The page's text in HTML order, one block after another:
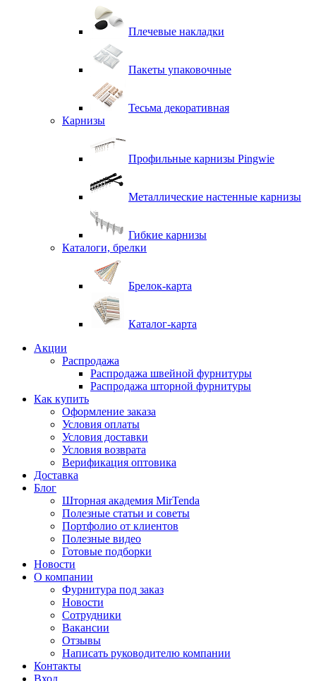
Плечевые накладки
Пакеты упаковочные
Тесьма декоративная
Карнизы
Профильные карнизы Pingwie
Металлические настенные карнизы
Гибкие карнизы
Каталоги, брелки
Брелок-карта
Каталог-карта
Акции
Распродажа
Распродажа швейной фурнитуры
Распродажа шторной фурнитуры
Как купить
Оформление заказа
Условия оплаты
Условия доставки
Условия возврата
Верификация оптовика
Доставка
Блог
Шторная академия MirTenda
Полезные статьи и советы
Портфолио от клиентов
Полезные видео
Готовые подборки
Новости
О компании
Фурнитура под заказ
Новости
Сотрудники
Вакансии
Отзывы
Написать руководителю компании
Контакты
Вход